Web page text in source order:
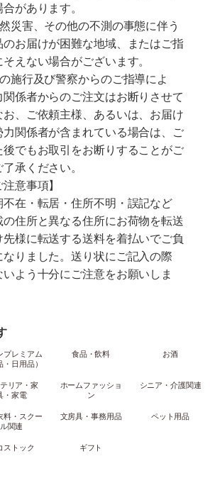
があります。
災害、その他の不測の事態に伴う
お届けが困難な地域、またはご指
えない場合がございます。
施行及び警察からのご指導によ
関係者からのご注文はお断りさせて
、ご依頼主様、あるいは、お届け
関係者が含まれている場合は、ご
でもお取引をお断りすることがご
承ください。
意事項】
在・転居・住所不明・誤記など
住所と異なる住所にお荷物を転送
様に転送する送料を着払いでご負
りました。送り状にご記入の際
よう十分にご注意をお願いしま
プレミアム
・日用品）
食品・飲料 お酒
リア・家
・家電
ホームファッショ
ン
シニア・介護関連
料・スクー
ル関連
文房具・事務用品 ペット用品
ストック ギフト